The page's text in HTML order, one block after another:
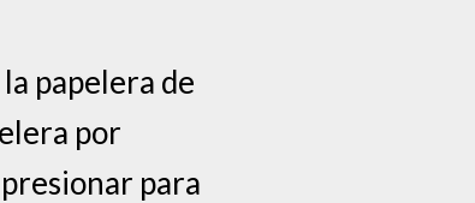
papelera de
por
para